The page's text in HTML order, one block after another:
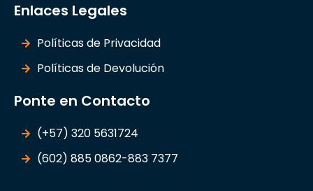
Enlaces Legales
Políticas de Privacidad
Políticas de Devolución
Ponte en Contacto
(+57) 320 5631724
(602) 885 0862-883 7377